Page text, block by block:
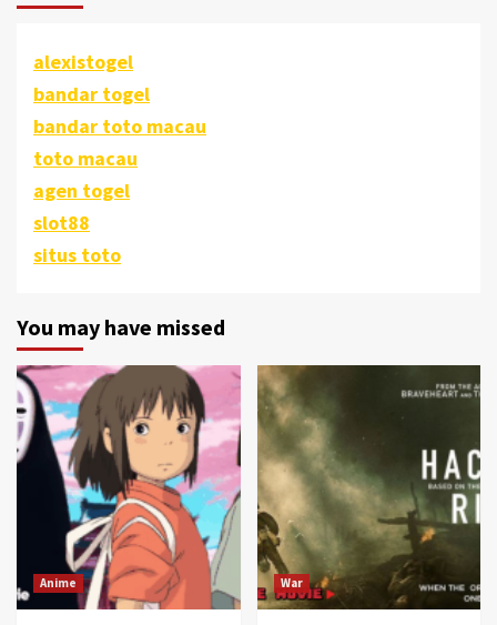
alexistogel
bandar togel
bandar toto macau
toto macau
agen togel
slot88
situs toto
You may have missed
Anime War